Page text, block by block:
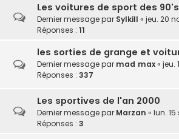
Les voitures de sport des 90's
Dernier message par Sylkill « jeu. 20
Réponses : 11
les sorties de grange et
Dernier message par mad max« jeu.
Réponses : 337
Les sportives de l'an 2000
Dernier message par Marzan « lun. 15
Réponses : 3